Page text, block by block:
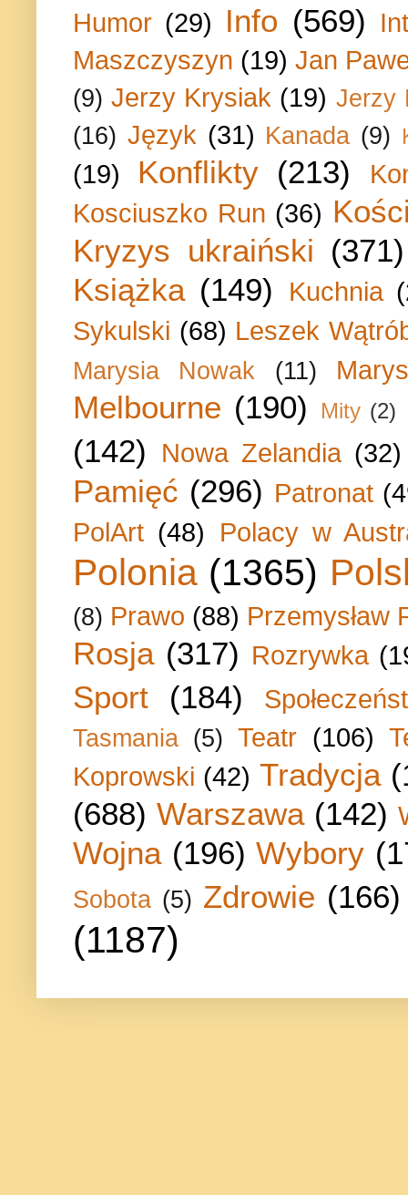
Humor (29) Info (569)
Maszczyszyn (19) Jan
(9) Jerzy Krysiak (19) Jerzy
(16) Język (31) Kanada (9)
(19) Konflikty (213)
Kosciuszko Run (36)
Kryzys ukraiński (371)
Książka (149) Kuchnia
Sykulski (68) Leszek
Marysia Nowak (11)
Melbourne (190) Mity (2)
(142) Nowa Zelandia (32)
Pamięć (296) Patronat
PolArt (48) Polacy w
Polonia (1365)
(8) Prawo (88) Przemysław
Rosja (317) Rozrywka
Sport (184)
Tasmania (5) Teatr (106)
Koprowski (42) Tradycja
(688) Warszawa (142)
Wojna (196) Wybory
Sobota (5) Zdrowie (166)
(1187)